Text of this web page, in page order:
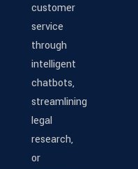
customer
service
through
intelligent
chatbots,
streamlining
legal
research,
or